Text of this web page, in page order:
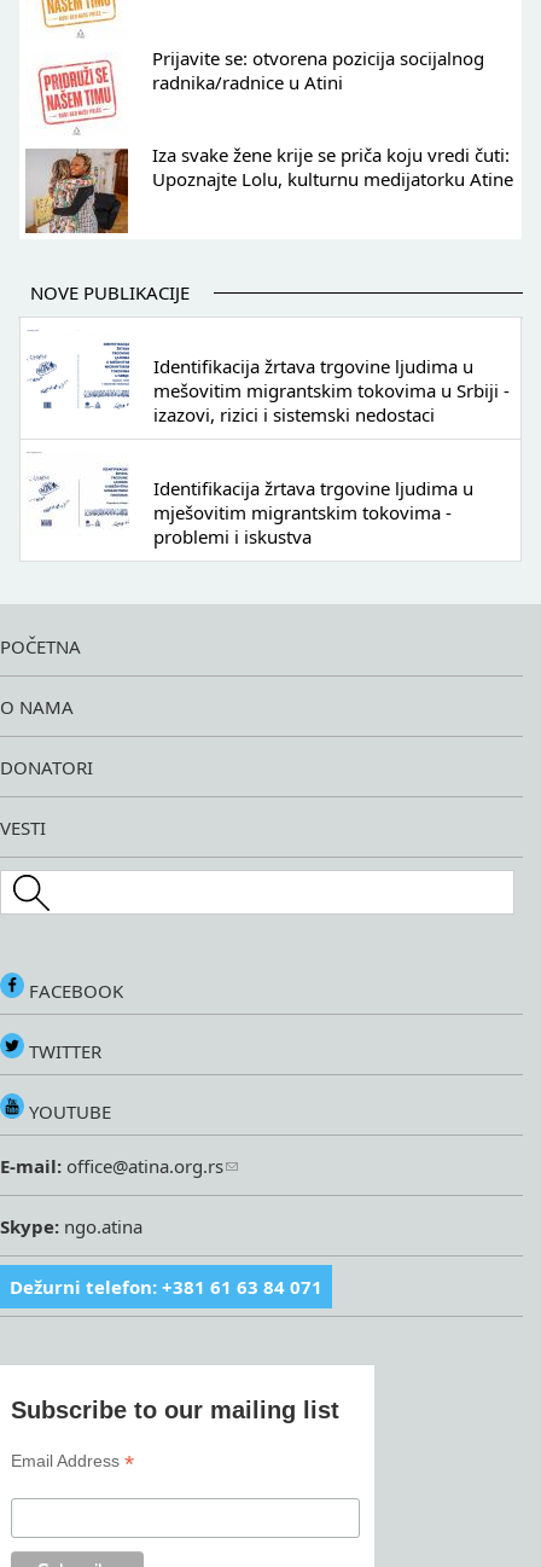
Prijavite se: otvorena pozicija socijalnog
radnika/radnice u Atini
Iza svake žene krije se priča koju vredi čuti:
Upoznajte Lolu, kulturnu medijatorku Atine
NOVE PUBLIKACIJE
Identifikacija žrtava trgovine ljudima u
mešovitim migrantskim tokovima u Srbiji -
izazovi, rizici i sistemski nedostaci
Identifikacija žrtava trgovine ljudima u
mješovitim migrantskim tokovima -
problemi i iskustva
POČETNA
O NAMA
DONATORI
VESTI
Search this site
FACEBOOK
TWITTER
YOUTUBE
E-mail: office@atina.org.rs
Skype: ngo.atina
Dežurni telefon: +381 61 63 84 071
Subscribe to our mailing list
Email Address*